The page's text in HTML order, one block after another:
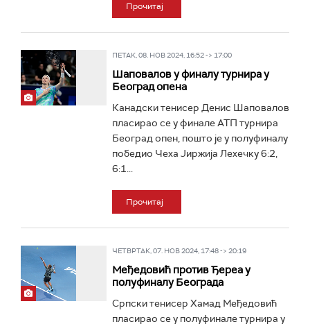
Прочитај
ПЕТАК, 08. НОВ 2024, 16:52 -> 17:00
Шаповалов у финалу турнира у
Београд опена
Канадски тенисер Денис Шаповалов
пласирао се у финале АТП турнира
Београд опен, пошто је у полуфиналу
победио Чеха Јиржија Лехечку 6:2,
6:1...
Прочитај
ЧЕТВРТАК, 07. НОВ 2024, 17:48 -> 20:19
Међедовић против Ђереа у
полуфиналу Београда
Српски тенисер Хамад Међедовић
пласирао се у полуфинале турнира у